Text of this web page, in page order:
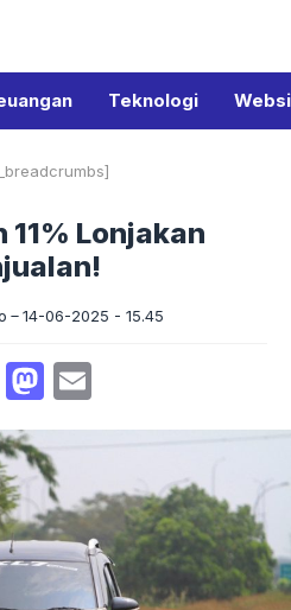
Teknologi
11% Lonjakan
14-06-2025 - 15.45
Facebook
Mastodon